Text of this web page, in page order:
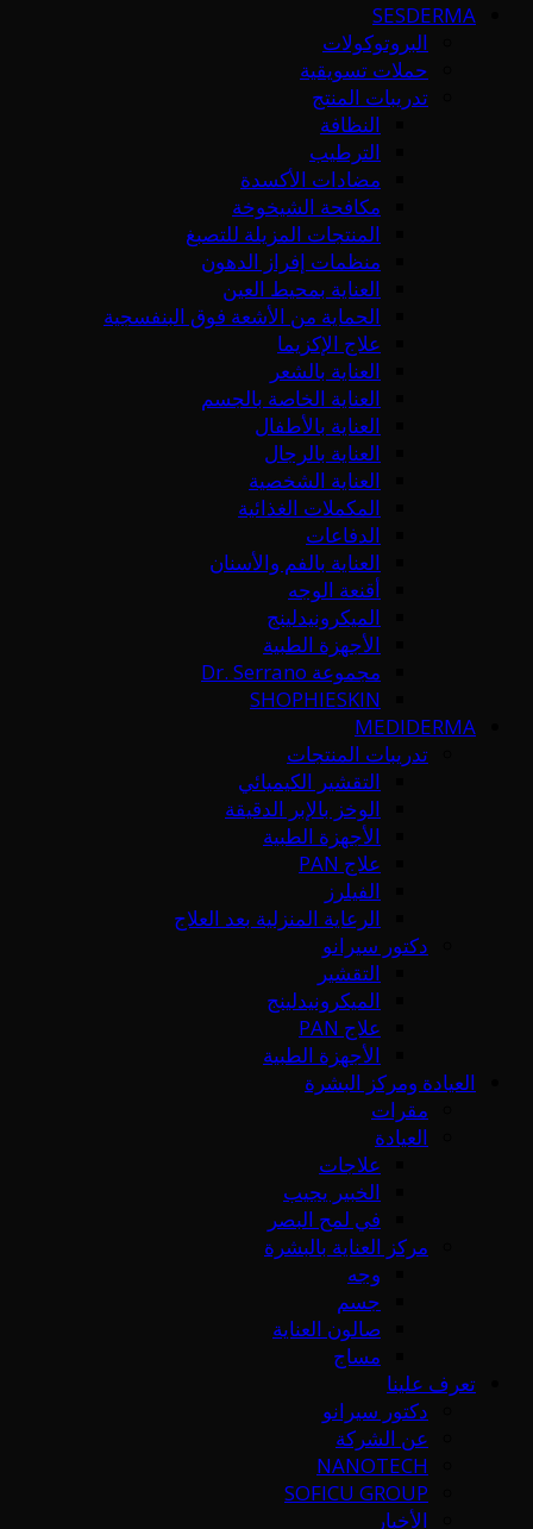
SESDERMA
البروتوكولات
حملات تسويقية
تدريبات المنتج
النظافة
الترطيب
مضادات الأكسدة
مكافحة الشيخوخة
المنتجات المزيلة للتصبغ
منظمات إفراز الدهون
العناية بمحيط العين
الحماية من الأشعة فوق البنفسجية
علاج الإكزيما
العناية بالشعر
العناية الخاصة بالجسم
العناية بالأطفال
العناية بالرجال
العناية الشخصية
المكملات الغذائية
الدفاعات
العناية بالفم والأسنان
أقنعة الوجه
الميكرونيدلينج
الأجهزة الطبية
مجموعة Dr. Serrano
SHOPHIESKIN
MEDIDERMA
تدريبات المنتجات
التقشير الكيميائي
الوخز بالإبر الدقيقة
الأجهزة الطبية
علاج PAN
الفيلرز
الرعاية المنزلية بعد العلاج
دكتور سيرانو
التقشير
الميكرونيدلينج
علاج PAN
الأجهزة الطبية
العيادة ومركز البشرة
مقرات
العيادة
علاجات
الخبير يجيب
في لمح البصر
مركز العناية بالبشرة
وجه
جسم
صالون العناية
مساج
تعرف علينا
دكتور سيرانو
عن الشركة
NANOTECH
SOFICU GROUP
الأخبار